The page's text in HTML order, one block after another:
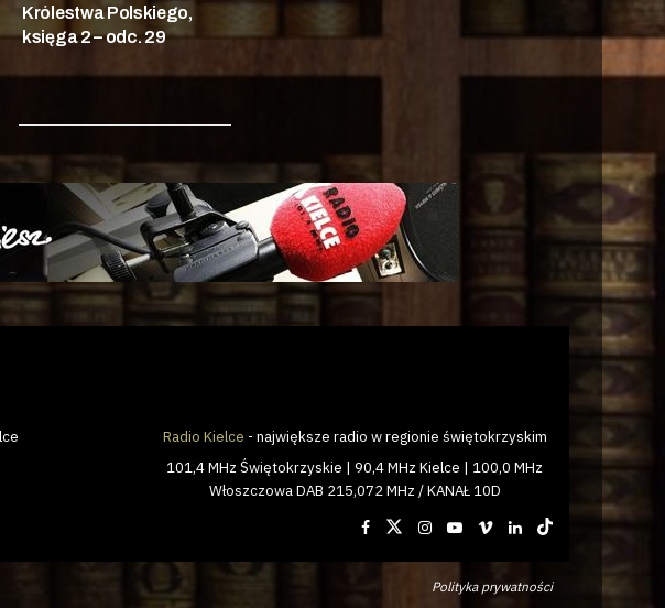
Królestwa Polskiego,
księga 2 – odc. 29
Radio Kielce - największe radio w regionie świętokrzyskim
101,4 MHz Świętokrzyskie | 90,4 MHz Kielce | 100,0 MHz
Włoszczowa DAB 215,072 MHz / KANAŁ 10D
Polityka prywatności